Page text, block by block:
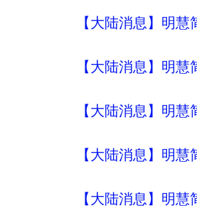
【大陆消息】明
【大陆消息】明
【大陆消息】明
【大陆消息】明
【大陆消息】明